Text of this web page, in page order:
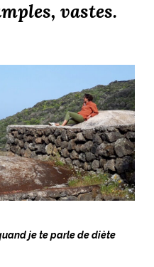
vastes.
je te parle de diète